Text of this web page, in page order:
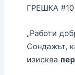
ГРЕШКА #10
„Работи
Сондажът,
изисква